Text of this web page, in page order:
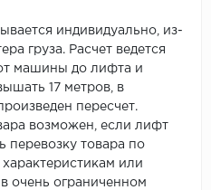
индивидуально, из-
груза. Расчет ведется
машины до лифта и
17 метров, в
пересчет.
возможен, если лифт
перевозку товара по
или
очень ограниченном